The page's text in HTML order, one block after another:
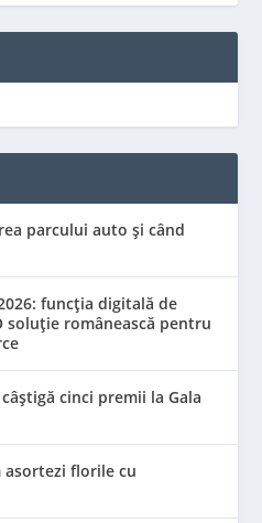
parcului auto și când
funcția digitală de
românească pentru
cinci premii la Gala
asortezi florile cu